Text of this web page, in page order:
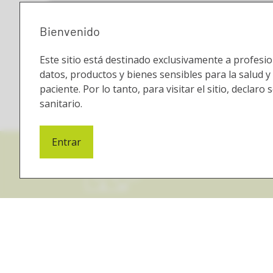
Bienvenido
Este sitio está destinado exclusivamente a
datos, productos y bienes sensibles para la salud
paciente. Por lo tanto, para visitar el sitio, declaro
sanitario.
Entrar